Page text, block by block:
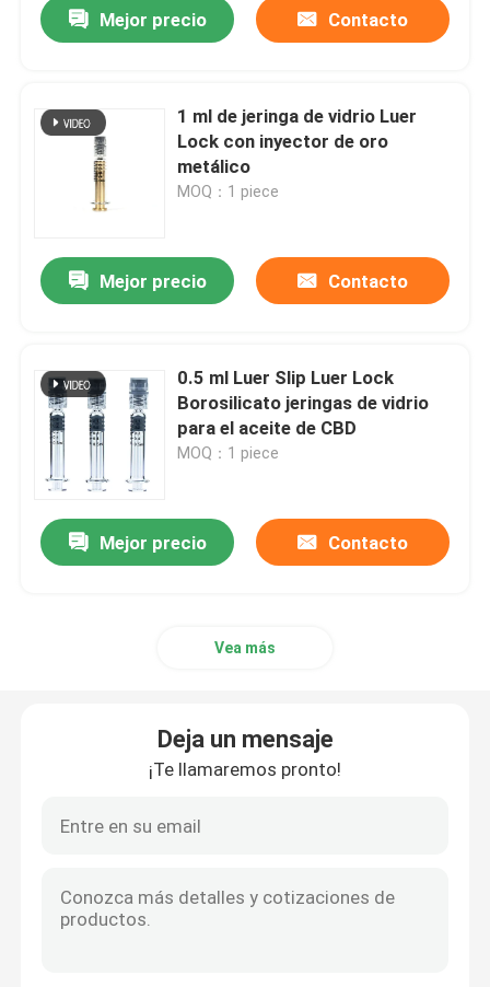
Productos
Mejor precio Contacto
1 ml de jeringa de vidrio Luer
Lock con inyector de oro
metálico
MOQ：1 piece
Mejor precio Contacto
0.5 ml Luer Slip Luer Lock
Borosilicato jeringas de vidrio
para el aceite de CBD
MOQ：1 piece
Mejor precio Contacto
Vea más
Deja un mensaje
¡Te llamaremos pronto!